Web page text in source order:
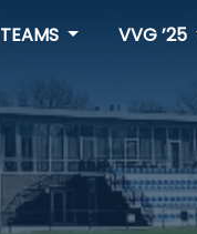
TEAMS VVG ’25